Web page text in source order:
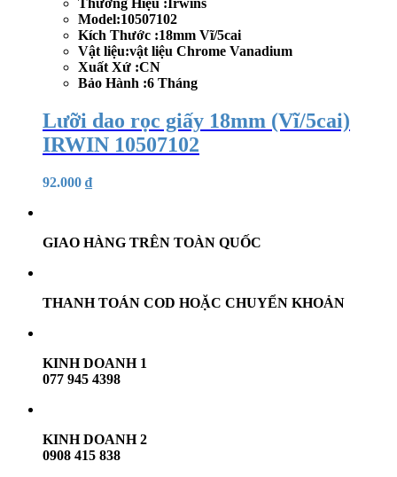
Thương Hiệu :Irwins
Model:10507102
Kích Thước :18mm Vĩ/5cai
Vật liệu:vật liệu Chrome Vanadium
Xuất Xứ :CN
Bảo Hành :6 Tháng
Lưỡi dao rọc giấy 18mm (Vĩ/5cai)
IRWIN 10507102
92.000 ₫
GIAO HÀNG TRÊN TOÀN QUỐC
THANH TOÁN COD HOẶC CHUYỂN KHOẢN
KINH DOANH 1
077 945 4398
KINH DOANH 2
0908 415 838